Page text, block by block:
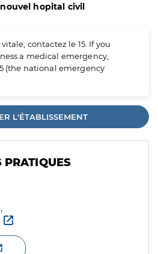
hopital civil
contactez le 15. If you
a medical emergency,
(the national emergency
L'ÉTABLISSEMENT